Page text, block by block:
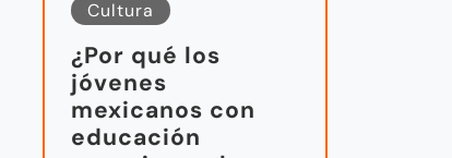
Cultura
¿Por qué los
jóvenes
mexicanos con
educación